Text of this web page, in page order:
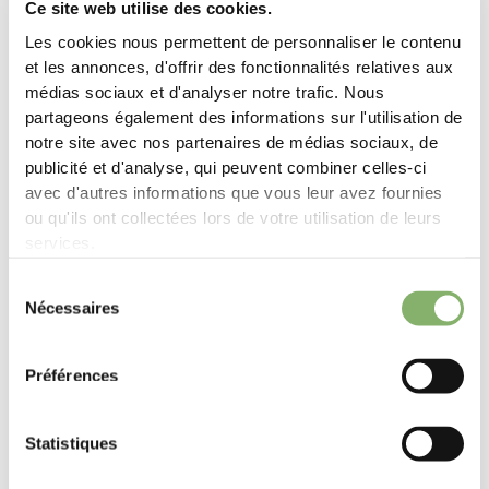
Ce site web utilise des cookies.
Les cookies nous permettent de personnaliser le contenu
et les annonces, d'offrir des fonctionnalités relatives aux
médias sociaux et d'analyser notre trafic. Nous
partageons également des informations sur l'utilisation de
notre site avec nos partenaires de médias sociaux, de
publicité et d'analyse, qui peuvent combiner celles-ci
avec d'autres informations que vous leur avez fournies
ou qu'ils ont collectées lors de votre utilisation de leurs
Nécessaires
Préférences
Statistiques
Quand réussite rime avec durabilité dans le monde du luxe
défis auxquels l’industrie du luxe est confrontée